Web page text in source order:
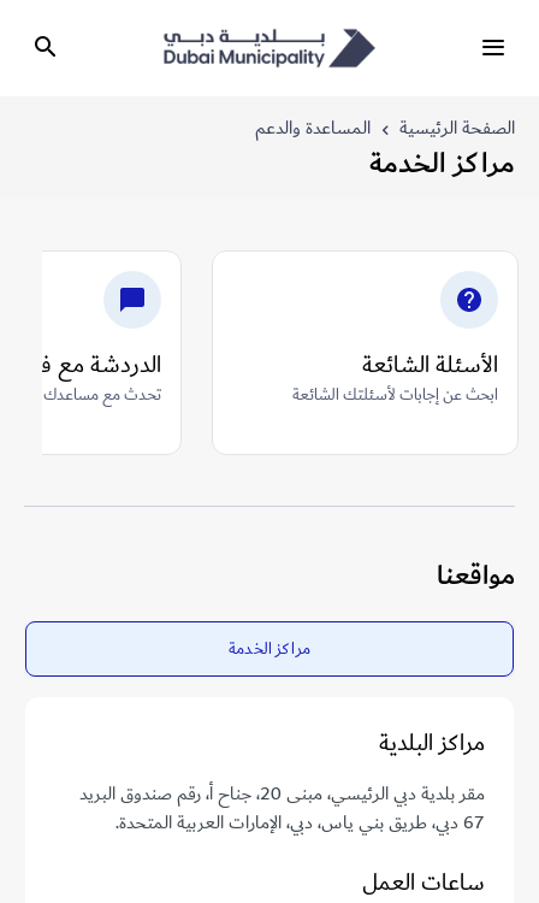
الصفحة الرئيسية المساعدة والدعم
مراكز الخدمة
الأسئلة الشائعة
ابحث عن إجابات لأسئلتك الشائعة
الدردشة مع فارس
تحدث مع مساعدك
مواقعنا
مراكز الخدمة
مراكز البلدية
مقر بلدية دبي الرئيسي، مبنى 20، جناح أ، رقم صندوق البريد
67 دبي، طريق بني ياس، دبي، الإمارات العربية المتحدة.
ساعات العمل